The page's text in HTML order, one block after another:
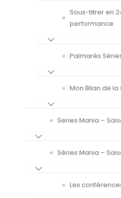
Sous-titrer en
performance
Palmarès
Mon Bilan de la
Series Mania –
Séries Mania –
Les